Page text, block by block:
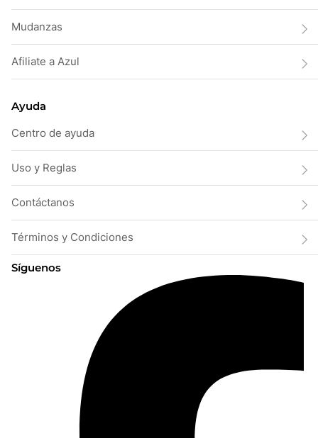
Mudanzas
Afiliate a Azul
Ayuda
Centro de ayuda
Uso y Reglas
Contáctanos
Términos y Condiciones
Síguenos